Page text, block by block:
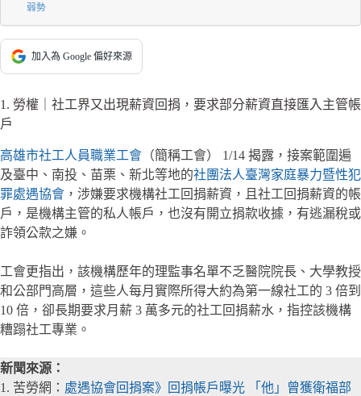
弱勢
加入為 Google 偏好來源
1. 勞權｜社工界又出現薪資回捐，要求部分薪資直接匯入主管帳
戶
高雄市社工人員職業工會 （簡稱工會） 1/14 揭露，接案範圍遍
及臺中、南投、苗栗、新北等地的社團法人臺灣家庭暴力暨性犯
罪處遇協會 ，涉嫌要求機構社工回捐薪資，且社工回捐薪資的帳
戶，是機構主管的私人帳戶，也沒有開立捐款收據，有逃漏稅或
詐領公款之嫌。
工會更指出，該機構歷年的理監事名單不乏醫院院長、大學教授
和公部門高層，這些人每月實際所得大約為第一線社工的 3 倍到
10 倍，卻長期要求月薪 3 萬多元的社工回捐薪水，指控該機構
糟蹋社工專業。
新聞來源：
1. 苦勞網： 處遇協會回捐案》回捐帳戶曝光 「他」曾獲衛福部